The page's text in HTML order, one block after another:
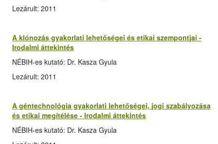
Lezárult: 2011
A klónozás gyakorlati lehetőségei és etikai szempontjai -
Irodalmi áttekintés
NÉBIH-es kutató: Dr. Kasza Gyula
Lezárult: 2011
A géntechnológia gyakorlati lehetőségei, jogi szabályozása
és etikai megítélése - Irodalmi áttekintés
NÉBIH-es kutató: Dr. Kasza Gyula